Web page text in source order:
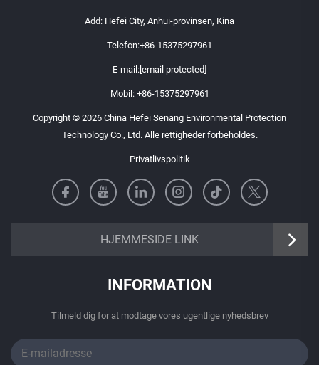
Add: Hefei City, Anhui-provinsen, Kina
Telefon:+86-15375297961
E-mail: [email protected]
Mobil: +86-15375297961
Copyright © 2026 China Hefei Senang Environmental Protection
Technology Co., Ltd. Alle rettigheder forbeholdes.
Privatlivspolitik
HJEMMESIDE LINK
https://senangbz.en.alibaba.com
INFORMATION
Tilmeld dig for at modtage vores ugentlige nyhedsbrev